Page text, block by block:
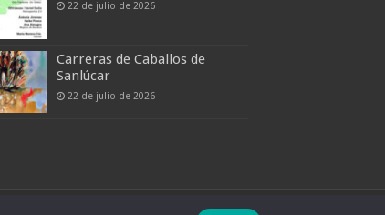
22 de julio de 2026
Carreras de Caballos de
Sanlúcar
22 de julio de 2026